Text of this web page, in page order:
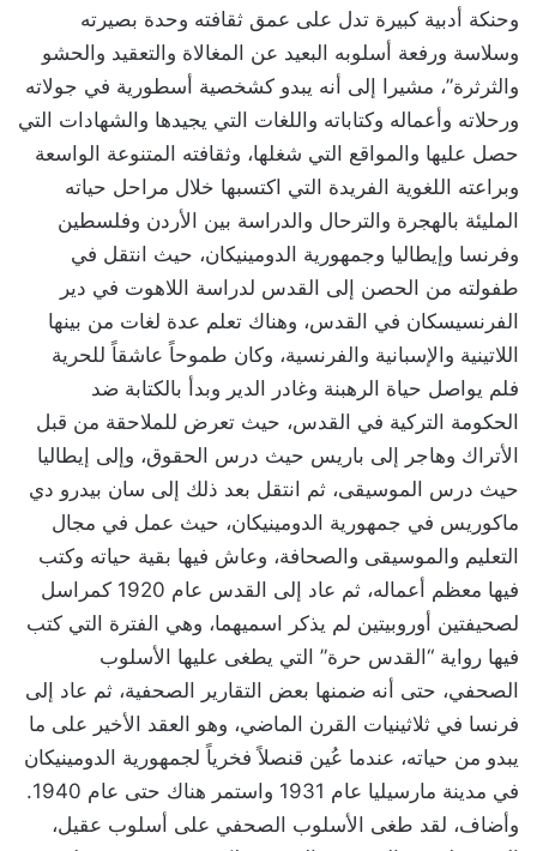
وحنكة أدبية كبيرة تدل على عمق ثقافته وحدة بصيرته
وسلاسة ورفعة أسلوبه البعيد عن المغالاة والتعقيد والحشو
والثرثرة”، مشيرا إلى أنه يبدو كشخصية أسطورية في جولاته
ورحلاته وأعماله وكتاباته واللغات التي يجيدها والشهادات التي
حصل عليها والمواقع التي شغلها، وثقافته المتنوعة الواسعة
وبراعته اللغوية الفريدة التي اكتسبها خلال مراحل حياته
المليئة بالهجرة والترحال والدراسة بين الأردن وفلسطين
وفرنسا وإيطاليا وجمهورية الدومينيكان، حيث انتقل في
طفولته من الحصن إلى القدس لدراسة اللاهوت في دير
الفرنسيسكان في القدس، وهناك تعلم عدة لغات من بينها
اللاتينية والإسبانية والفرنسية، وكان طموحاً عاشقاً للحرية
فلم يواصل حياة الرهبنة وغادر الدير وبدأ بالكتابة ضد
الحكومة التركية في القدس، حيث تعرض للملاحقة من قبل
الأتراك وهاجر إلى باريس حيث درس الحقوق، وإلى إيطاليا
حيث درس الموسيقى، ثم انتقل بعد ذلك إلى سان بيدرو دي
ماكوريس في جمهورية الدومينيكان، حيث عمل في مجال
التعليم والموسيقى والصحافة، وعاش فيها بقية حياته وكتب
فيها معظم أعماله، ثم عاد إلى القدس عام 1920 كمراسل
لصحيفتين أوروبيتين لم يذكر اسميهما، وهي الفترة التي كتب
فيها رواية “القدس حرة” التي يطغى عليها الأسلوب
الصحفي، حتى أنه ضمنها بعض التقارير الصحفية، ثم عاد إلى
فرنسا في ثلاثينيات القرن الماضي، وهو العقد الأخير على ما
يبدو من حياته، عندما عُين قنصلاً فخرياً لجمهورية الدومينيكان
في مدينة مارسيليا عام 1931 واستمر هناك حتى عام 1940.
وأضاف، لقد طغى الأسلوب الصحفي على أسلوب عقيل،